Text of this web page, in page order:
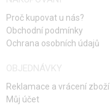
Proč kupovat u nás?
Obchodní podmínky
Ochrana osobních údajů
OBJEDNÁVKY
Reklamace a vrácení zboží
Můj účet